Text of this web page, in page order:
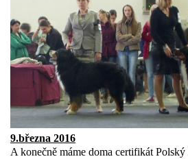
9.března 2016
A konečně máme doma certifikát